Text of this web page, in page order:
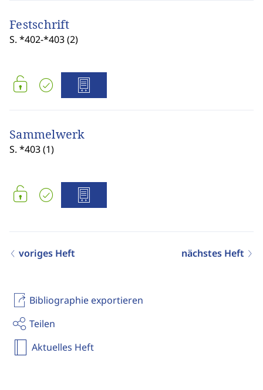
Bibliographie exportieren
Teilen
Aktuelles Heft
Festschrift
S. *402-*403 (2)
Sammelwerk
S. *403 (1)
voriges Heft nächstes Heft